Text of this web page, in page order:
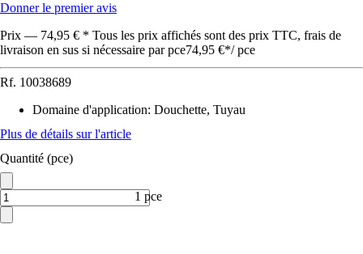
Donner le premier avis
Prix — 74,95 € * Tous les prix affichés sont des prix TTC, frais de
livraison en sus si nécessaire par pce74,95 €*/ pce
Rf. 10038689
Domaine d'application: Douchette, Tuyau
Plus de détails sur l'article
Quantité (pce)
1 pce